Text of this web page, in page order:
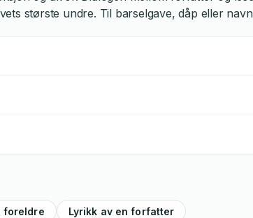
største undre. Til barselgave, dåp eller
foreldre Lyrikk av en forfatter